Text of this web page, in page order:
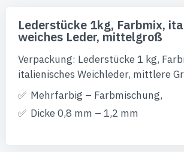
Anfang
Bildgalerie
Lederstücke 1kg, Farbmix,
weiches Leder, mittelgroß
Verpackung: Lederstücke 1 kg,
italienisches Weichleder, mittlere
Mehrfarbig – Farbmischung,
Dicke 0,8 mm – 1,2 mm